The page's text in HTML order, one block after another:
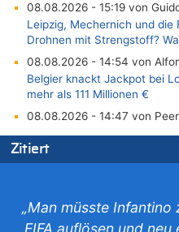
08.08.2026 - 15:19 von
Leipzig, Mechernich und die
Drohnen mit Strengstoff?
08.08.2026 - 14:54 von
Belgier knackt Jackpot bei
mehr als 111 Millionen €
08.08.2026 - 14:47 von
Leipzig, Mechernich und die
Drohnen mit Strengstoff?
Tempolimit in 30er-Zonen –
08.08.2026 - 13:23 von
Zitiert
„Man müsste Infantino
FIFA auflösen und